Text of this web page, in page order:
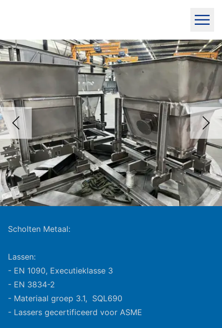
Scholten Metaal:
Lassen:
- EN 1090, Executieklasse 3
- EN 3834-2
- Materiaal groep 3.1, SQL690
- Lassers gecertificeerd voor ASME